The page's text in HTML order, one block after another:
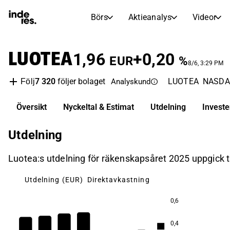
Börs Aktieanalys Videor
Börs
Utdelningskalender
Aktieanalys
inderesTV
Transkriptioner
Aktiejämförelse
Earnings Season
LUOTEA1,96 EUR+0,20 %8/6, 3:29 PM
Följ7 320 följer bolaget Analyskund LUOTEA
Översikt Nyckeltal & Estimat Utdelning
Utdelning
Luotea:s utdelning för räkenskapsåret 2025 uppgick
Utdelning (EUR) Direktavkastning
0,6
0,4